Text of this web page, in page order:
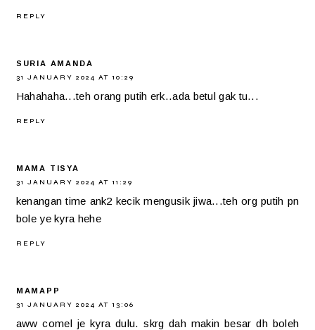
REPLY
SURIA AMANDA
31 JANUARY 2024 AT 10:29
Hahahaha...teh orang putih erk..ada betul gak tu...
REPLY
MAMA TISYA
31 JANUARY 2024 AT 11:29
kenangan time ank2 kecik mengusik jiwa...teh org putih pn
bole ye kyra hehe
REPLY
MAMAPP
31 JANUARY 2024 AT 13:06
aww comel je kyra dulu. skrg dah makin besar dh boleh